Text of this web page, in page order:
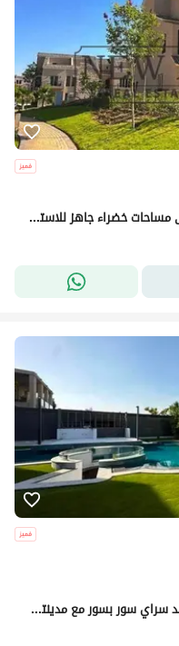
تاون هاوس متشطب بموقع مميز بڤيو على مساحات خضراء جاهز للاستلام في جرين سكوير مستقبل سيتي Green Square Mostakbal City
فيلا متشطبع علي اعلي مستوي في كمبوند سراي سور بسور مع مدينتي ودايركت علي طريق السويس الفيلا 6 غرف ومساحتها كبيره جدا 373 متر صافي بسعر لم يتكرر لقطه.